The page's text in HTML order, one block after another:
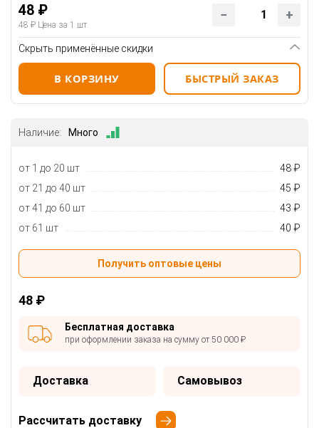
48 ₽
48 ₽ Цена за 1 шт
Скрыть применённые скидки
В КОРЗИНУ БЫСТРЫЙ ЗАКАЗ
Наличие: Много
от 1 до 20 шт
48 ₽
от 21 до 40 шт
45 ₽
от 41 до 60 шт
43 ₽
от 61 шт
40 ₽
Получить оптовые цены
48 ₽
Бесплатная доставка
при оформлении заказа на сумму от 50 000 ₽
Доставка Самовывоз
Рассчитать доставку